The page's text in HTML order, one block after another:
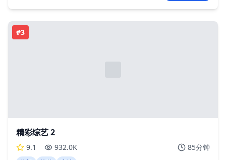
#3
精彩综艺 2
9.1 932.0K 85分钟